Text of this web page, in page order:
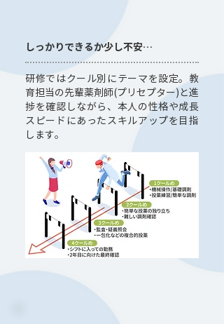
しっかりできるか少し不安…
研修ではクール別にテーマを設定。教
育担当の先輩薬剤師(プリセプター)と進
捗を確認しながら、本人の性格や成長
スピードにあったスキルアップを目指
します。